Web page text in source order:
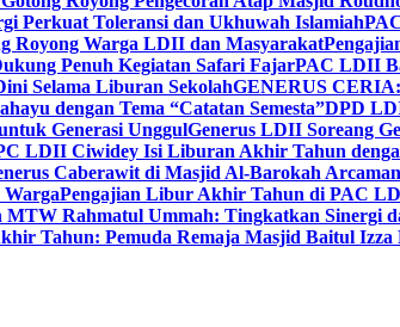
Perkuat Toleransi dan Ukhuwah Islamiah
Royong Warga LDII dan Masyarakat
Penuh Kegiatan Safari FajarPAC LDII
Selama Liburan SekolahGENERUS
dengan Tema “Catatan Semesta”DPD
Generasi UnggulGenerus LDII Soreang
LDII Ciwidey Isi Liburan Akhir Tahun
Caberawit di Masjid Al-Barokah
WargaPengajian Libur Akhir Tahun di PAC
Rahmatul Ummah: Tingkatkan Sinergi
Tahun: Pemuda Remaja Masjid Baitul Izza